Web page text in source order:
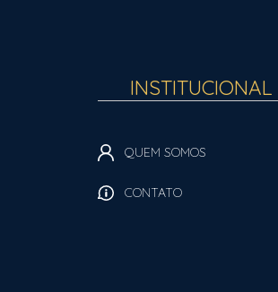
INSTITUCIONAL
QUEM SOMOS
CONTATO